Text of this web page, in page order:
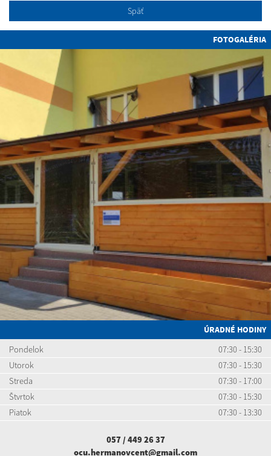
Späť
FOTOGALÉRIA
ÚRADNÉ HODINY
Pondelok
07:30 - 15:30
Utorok
07:30 - 15:30
Streda
07:30 - 17:00
Štvrtok
07:30 - 15:30
Piatok
07:30 - 13:30
057 / 449 26 37
ocu.hermanovcent@gmail.com